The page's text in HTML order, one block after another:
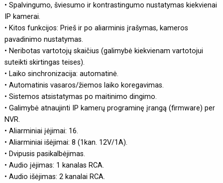
• Spalvingumo, šviesumo ir kontrastingumo nustatymas kiekvienai
IP kamerai.
• Kitos funkcijos: Prieš ir po aliarminis įrašymas, kameros
pavadinimo nustatymas.
• Neribotas vartotojų skaičius (galimybė kiekvienam vartotojui
suteikti skirtingas teises).
• Laiko sinchronizacija: automatinė.
• Automatinis vasaros/žiemos laiko koregavimas.
• Sistemos atsistatymas po maitinimo dingimo.
• Galimybė atnaujinti IP kamerų programinę įrangą (firmware) per
NVR.
• Aliarminiai įėjimai: 16.
• Aliarminiai išėjimai: 8 (1kan. 12V/1A).
• Dvipusis pasikalbėjimas.
• Audio įėjimas: 1 kanalas RCA.
• Audio išėjimas: 2 kanalai RCA.